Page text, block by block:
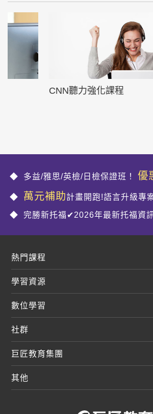
CNN聽力強化課程
多益/雅思/英檢/日檢保證班！ 優
萬元補助計畫開跑!語言升級專
完勝新托福✔2026年最新托福資
熱門課程
開口溜英文
多益課程
雅思課程
商用英文
學習資源
開課查詢
學員專區
Line 官方帳號
數位學習
巨匠日語數位學院
巨匠電腦數位學院
社群
就愛嗑英文吐司IG
英文有益思FB
巨匠教育集團
巨匠線上真人
其他